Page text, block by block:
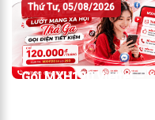
Thứ Tư, 05/08/2026
Gói MXH120 Viettel –